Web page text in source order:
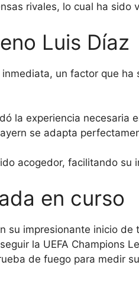
rivales, lo cual ha sido
Luis Díaz
un factor que
la experiencia necesaria
se adapta
acogedor, facilitando su
en curso
su impresionante inicio
la UEFA Champions
de fuego para medir